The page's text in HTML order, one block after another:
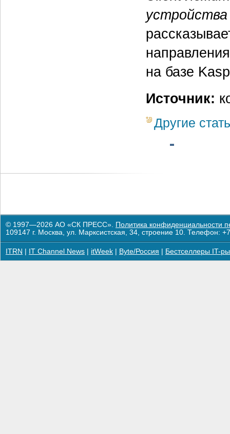
на базе
Источник:
Другие
© 1997—2026 АО «СК ПРЕСС». Политика конфиденциальности
109147 г. Москва, ул. Марксистская, 34, строение 10. Телефон:
ITRN IT Channel News itWeek Byte/Россия Бестселлеры IT-